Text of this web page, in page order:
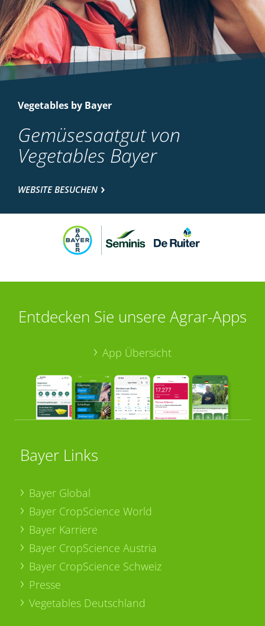
Vegetables by Bayer
Gemüsesaatgut von
Vegetables Bayer
WEBSITE BESUCHEN
Entdecken Sie unsere Agrar-Apps
App Übersicht
Bayer Links
Bayer Global
Bayer CropScience World
Bayer Karriere
Bayer CropScience Austria
Bayer CropScience Schweiz
Presse
Vegetables Deutschland